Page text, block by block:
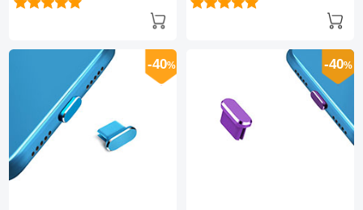
-40% -40%